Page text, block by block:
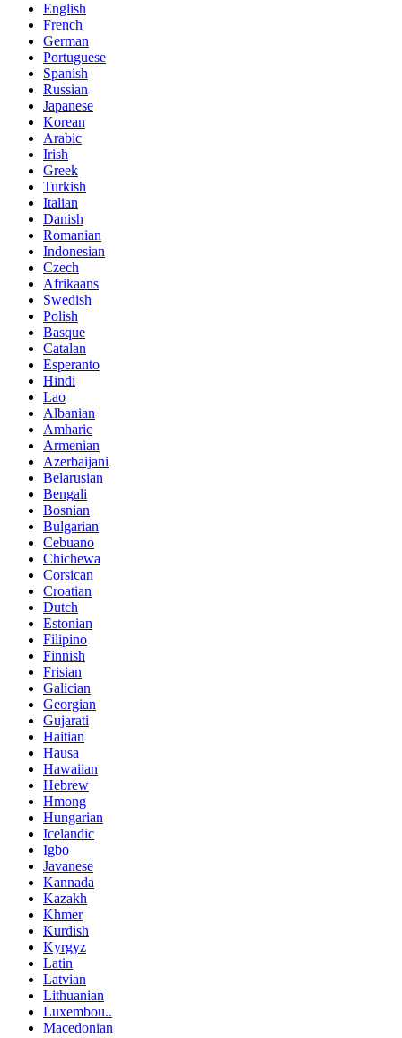
English
French
German
Portuguese
Spanish
Russian
Japanese
Korean
Arabic
Irish
Greek
Turkish
Italian
Danish
Romanian
Indonesian
Czech
Afrikaans
Swedish
Polish
Basque
Catalan
Esperanto
Hindi
Lao
Albanian
Amharic
Armenian
Azerbaijani
Belarusian
Bengali
Bosnian
Bulgarian
Cebuano
Chichewa
Corsican
Croatian
Dutch
Estonian
Filipino
Finnish
Frisian
Galician
Georgian
Gujarati
Haitian
Hausa
Hawaiian
Hebrew
Hmong
Hungarian
Icelandic
Igbo
Javanese
Kannada
Kazakh
Khmer
Kurdish
Kyrgyz
Latin
Latvian
Lithuanian
Luxembou..
Macedonian